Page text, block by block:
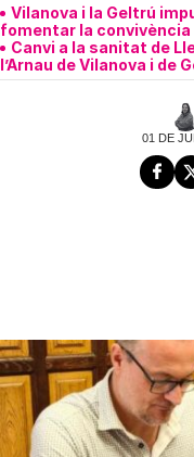
Vilanova i la Geltrú
fomentar la
Canvi a la sanitat de
l’Arnau de Vilanova i de
01 DE